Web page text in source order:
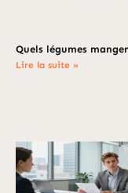
Quels légumes
Lire la suite »